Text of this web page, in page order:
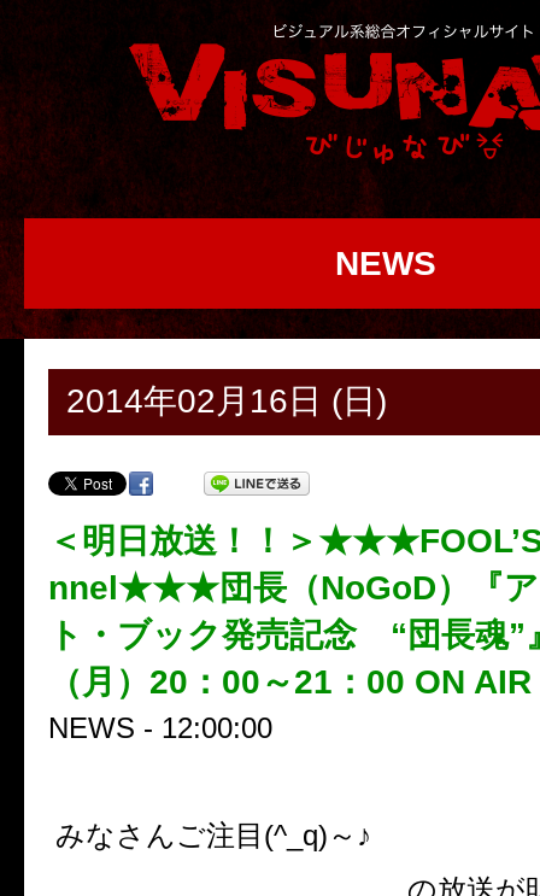
NEWS
2014年02月16日 (日)
＜明日放送！！＞
nnel★★★団長（NoGoD）『ア
ト・ブック発売記念 “団長魂”
（月）20：00～21：00 ON
NEWS - 12:00:00
みなさんご注目(^_q)～♪
の放送が